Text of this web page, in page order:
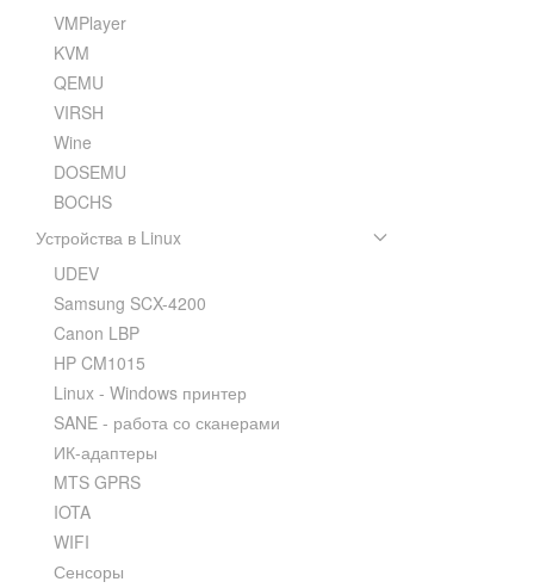
VMPlayer
KVM
QEMU
VIRSH
Wine
DOSEMU
BOCHS
Устройства в Linux
UDEV
Samsung SCX-4200
Canon LBP
HP CM1015
Linux - Windows принтер
SANE - работа со сканерами
ИК-адаптеры
MTS GPRS
IOTA
WIFI
Сенсоры